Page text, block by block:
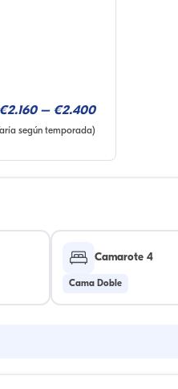
€2.160 – €2.400
según temporada)
Camarote 4
Cama Doble